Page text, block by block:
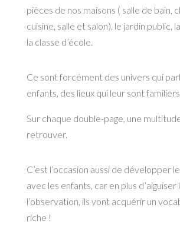
pièces de nos maisons ( salle de bain,
cuisine, salle et salon), le jardin public,
la classe d’école.
Ce sont forcément des univers qui
enfants, des lieux qui leur sont
Sur chaque double-page, une
retrouver.
C’est l’occasion aussi de développer
avec les enfants, car en plus d’aiguiser
l’observation, ils vont acquérir un
riche !